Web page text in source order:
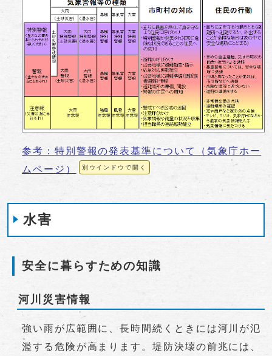
参考：特別警報の発表基準について（気象庁ホー
ムページ）
別ウインドウで開く
水害
安全に暮らすための知識
河川災害情報
強い雨が広範囲に、長時間続くときには河川が氾
濫する危険が高まります。堤防決壊の前兆には、